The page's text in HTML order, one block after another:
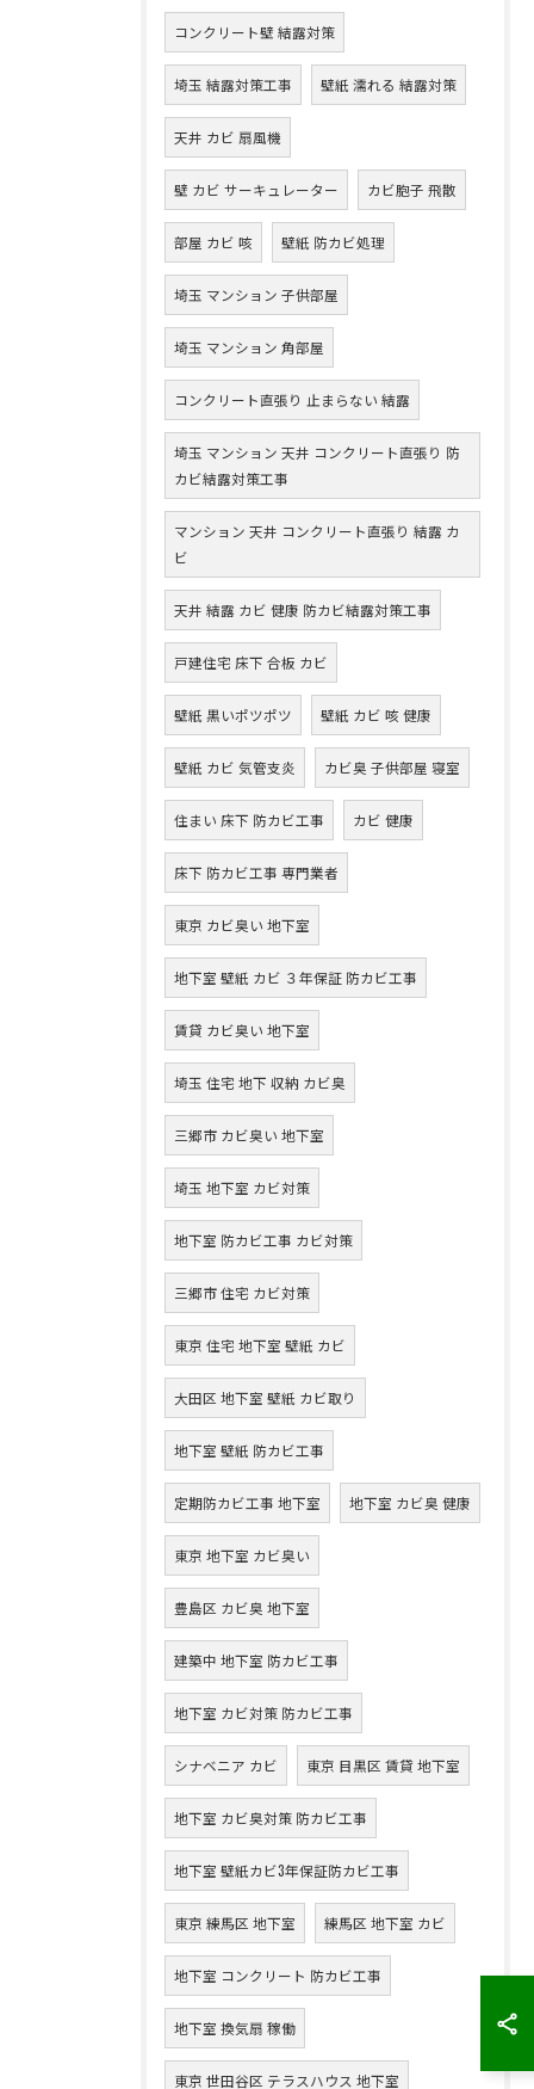
コンクリート壁 結露対策
埼玉 結露対策工事 壁紙 濡れる 結露対策
天井 カビ 扇風機
壁 カビ サーキュレーター カビ胞子 飛散
部屋 カビ 咳 壁紙 防カビ処理
埼玉 マンション 子供部屋
埼玉 マンション 角部屋
コンクリート直張り 止まらない 結露
埼玉 マンション 天井 コンクリート直張り 防
カビ結露対策工事
マンション 天井 コンクリート直張り 結露 カ
ビ
天井 結露 カビ 健康 防カビ結露対策工事
戸建住宅 床下 合板 カビ
壁紙 黒いポツポツ 壁紙 カビ 咳 健康
壁紙 カビ 気管支炎 カビ臭 子供部屋 寝室
住まい 床下 防カビ工事 カビ 健康
床下 防カビ工事 専門業者
東京 カビ臭い 地下室
地下室 壁紙 カビ ３年保証 防カビ工事
賃貸 カビ臭い 地下室
埼玉 住宅 地下 収納 カビ臭
三郷市 カビ臭い 地下室
埼玉 地下室 カビ対策
地下室 防カビ工事 カビ対策
三郷市 住宅 カビ対策
東京 住宅 地下室 壁紙 カビ
大田区 地下室 壁紙 カビ取り
地下室 壁紙 防カビ工事
定期防カビ工事 地下室 地下室 カビ臭 健康
東京 地下室 カビ臭い
豊島区 カビ臭 地下室
建築中 地下室 防カビ工事
地下室 カビ対策 防カビ工事
シナベニア カビ 東京 目黒区 賃貸 地下室
地下室 カビ臭対策 防カビ工事
地下室 壁紙カビ3年保証防カビ工事
東京 練馬区 地下室 練馬区 地下室 カビ
地下室 コンクリート 防カビ工事
地下室 換気扇 稼働
東京 世田谷区 テラスハウス 地下室